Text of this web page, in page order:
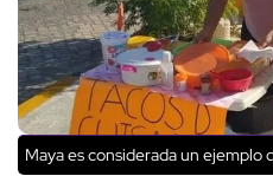
Maya es considerada un ejemplo